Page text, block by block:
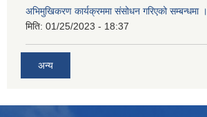
अभिमुखिकरण कार्यक्रममा संसोधन गरिएको सम्बन्धमा ।
मिति: 01/25/2023 - 18:37
अन्य